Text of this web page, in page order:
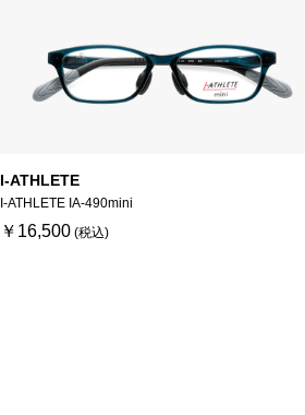
I-ATHLETE
I-ATHLETE IA-490mini
￥16,500